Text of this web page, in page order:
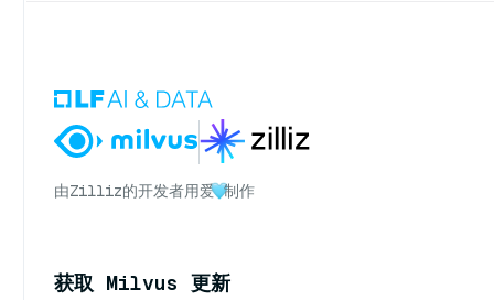
由Zilliz的开发者用爱 制作
获取 Milvus 更新